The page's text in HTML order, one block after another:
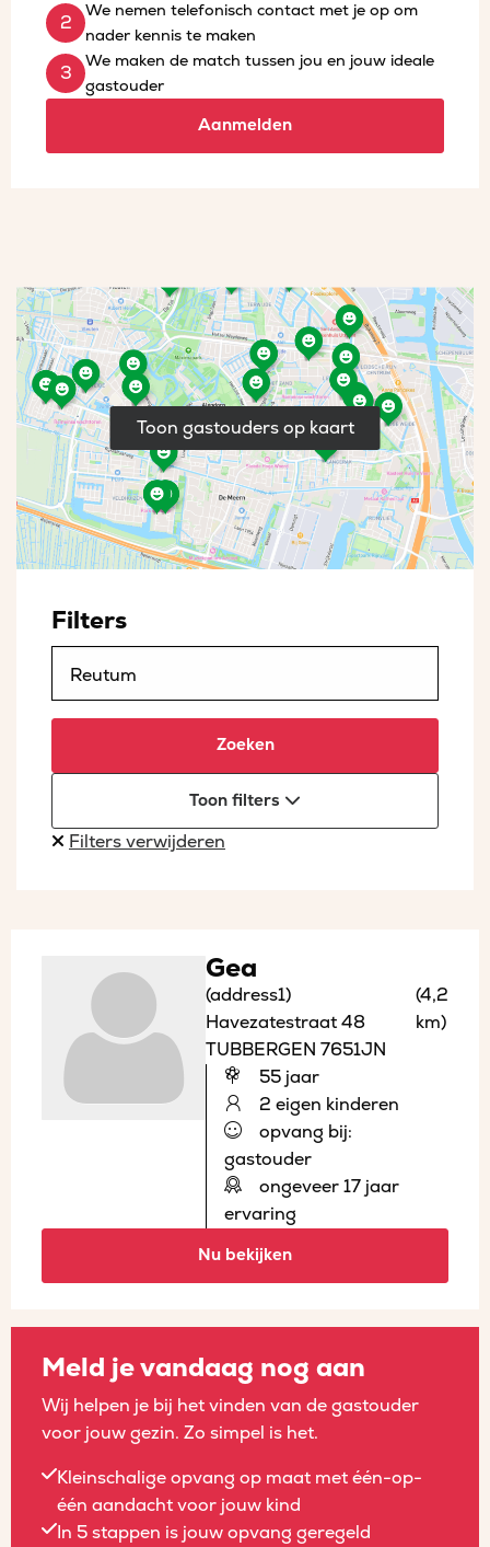
We nemen telefonisch contact met je op om
nader kennis te maken
We maken de match tussen jou en jouw ideale
gastouder
Aanmelden
Toon gastouders op kaart
Filters
Zoeken
Toon filters
Filters verwijderen
Gea
(address1)
Havezatestraat 48
TUBBERGEN 7651JN
(4,2
km)
55 jaar
2 eigen kinderen
opvang bij:
gastouder
ongeveer 17 jaar
ervaring
Nu bekijken
Meld je vandaag nog aan
Wij helpen je bij het vinden van de gastouder
voor jouw gezin. Zo simpel is het.
Kleinschalige opvang op maat met één-op-
één aandacht voor jouw kind
In 5 stappen is jouw opvang geregeld